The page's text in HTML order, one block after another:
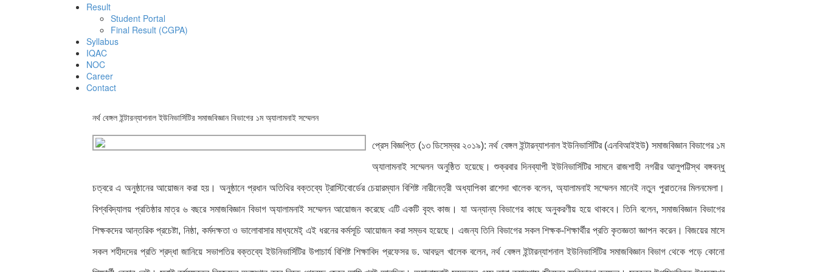
Result
Student Portal
Final Result (CGPA)
Syllabus
IQAC
NOC
Career
Contact
নর্থ বেঙ্গল ইন্টারন্যাশনাল ইউনিভার্সিটির সমাজবিজ্ঞান বিভাগের ১ম অ্যালামনাই সম্মেলন
প্রেস বিজ্ঞপ্তি (১৩ ডিসেম্বর ২০১৯): নর্থ বেঙ্গল ইন্টারন্যাশনাল ইউনিভার্সিটির (এনবিআইইউ) সমাজবিজ্ঞান বিভাগের ১ম
অ্যালামনাই সম্মেলন অনুষ্ঠিত হয়েছে। শুক্রবার দিনব্যাপী ইউনিভার্সিটির সামনে রাজশাহী নগরীর আলুপট্টিস্থ বঙ্গবন্ধু
চত্বরে এ অনুষ্ঠানের আয়োজন করা হয়। অনুষ্ঠানে প্রধান অতিথির বক্তব্যে ট্রাস্টিবোর্ডের চেয়ারম্যান বিশিষ্ট নারীনেত্রী অধ্যাপিকা রাশেদা খালেক বলেন, অ্যালামনাই সম্মেলন মানেই নতুন পুরাতনের মিলনমেলা।
বিশ্ববিদ্যালয় প্রতিষ্ঠার মাত্র ৬ বছরে সমাজবিজ্ঞান বিভাগ অ্যালামনাই সম্মেলন আয়োজন করেছে এটি একটি বৃহৎ কাজ। যা অন্যান্য বিভাগের কাছে অনুকরণীয় হয়ে থাকবে। তিনি বলেন, সমাজবিজ্ঞান বিভাগের
শিক্ষকদের আন্তরিক প্রচেষ্টা, নিষ্ঠা, কর্মদক্ষতা ও ভালোবাসার মাধ্যমেই্ এই ধরনের কর্মসূচি আয়োজন করা সম্ভব হয়েছে। এজন্য তিনি বিভাগের সকল শিক্ষক-শিক্ষার্থীর প্রতি কৃতজ্ঞতা জ্ঞাপন করেন। বিজয়ের মাসে
সকল শহীদদের প্রতি শ্রদ্ধা জানিয়ে সভাপতির বক্তব্যে ইউনিভার্সিটির উপাচার্য বিশিষ্ট শিক্ষাবিদ প্রফেসর ড. আবদুল খালেক বলেন, নর্থ বেঙ্গল ইন্টারন্যাশনাল ইউনিভার্সিটির সমাজবিজ্ঞান বিভাগ থেকে পড়ে কোনো